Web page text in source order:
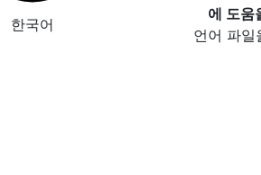
한국어
에 도움
언어 파일